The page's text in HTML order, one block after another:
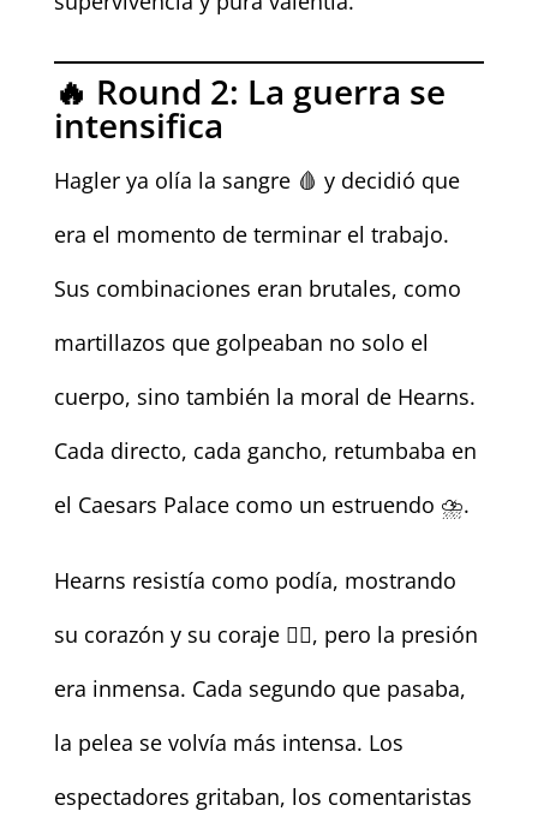
🔥 Round 2: La guerra se
intensifica
Hagler ya olía la sangre 🩸 y decidió que
era el momento de terminar el trabajo.
Sus combinaciones eran brutales, como
martillazos que golpeaban no solo el
cuerpo, sino también la moral de Hearns.
Cada directo, cada gancho, retumbaba en
el Caesars Palace como un estruendo ⛈️.
Hearns resistía como podía, mostrando
su corazón y su coraje ❤️‍🔥, pero la presión
era inmensa. Cada segundo que pasaba,
la pelea se volvía más intensa. Los
espectadores gritaban, los comentaristas